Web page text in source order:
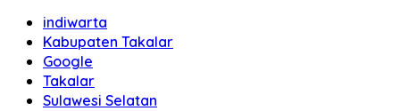
indiwarta
Kabupaten Takalar
Google
Takalar
Sulawesi Selatan